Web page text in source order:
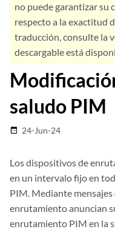
no puede garantizar su
respecto a la exactitud
traducción, consulte la
descargable está
saludo PIM
date_range 24-Jun-24
Los dispositivos de
en un intervalo fijo en
PIM. Mediante
enrutamiento anuncian
enrutamiento PIM en la